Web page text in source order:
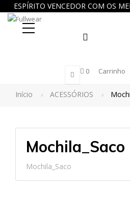
ESPÍRITO VENCEDOR COM OS
Procure
aqui...
0 Carrinho
Início ACESSÓRIOS
Mochila_Saco
Mochila_Saco